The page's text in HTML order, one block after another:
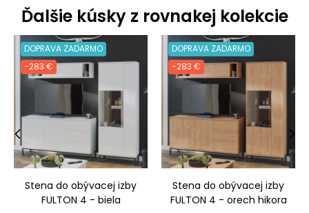
Ďalšie kúsky z rovnakej kolekcie
DOPRAVA ZADARMO
-283 €
Stena do obývacej izby
FULTON 4 - biela
DOPRAVA ZADARMO
-283 €
Stena do obývacej izby
FULTON 4 - orech hikora
‹ ›